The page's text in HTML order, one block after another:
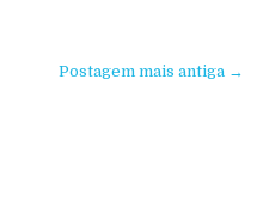
Postagem mais antiga →